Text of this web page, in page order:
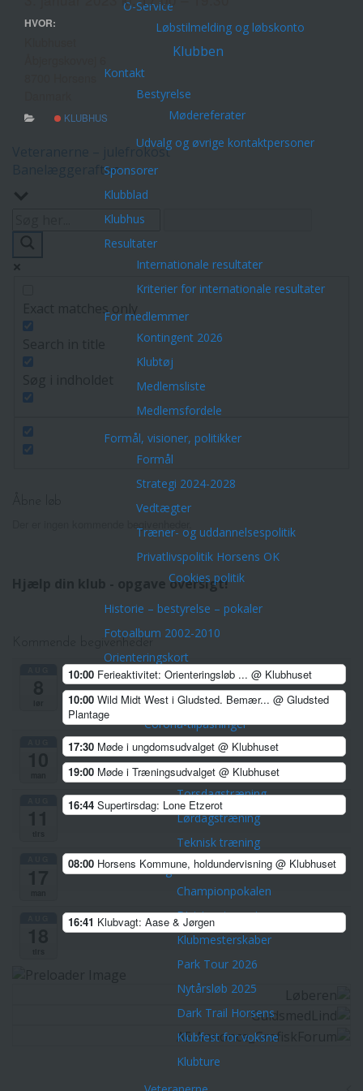
O-Service
Løbstilmelding og løbskonto
Klubben
Kontakt
Bestyrelse
Mødereferater
Udvalg og øvrige kontaktpersoner
Sponsorer
Klubblad
Klubhus
Resultater
Internationale resultater
Kriterier for internationale resultater
For medlemmer
Kontingent 2026
Klubtøj
Medlemsliste
Medlemsfordele
Formål, visioner, politikker
Formål
Strategi 2024-2028
Vedtægter
Træner- og uddannelsespolitik
Privatlivspolitik Horsens OK
Cookies politik
Historie – bestyrelse – pokaler
Fotoalbum 2002-2010
Orienteringskort
Aktiviteter
Arrangementer/Åbne løb
Corona-tilpasninger
Træninger
Tirsdagstræning
Torsdagstræning
Lørdagstræning
Teknisk træning
Øvrige aktiviteter
Championpokalen
Divisionsturneringen
Klubmesterskaber
Park Tour 2026
Nytårsløb 2025
Dark Trail Horsens
Klubfest for voksne
Klubture
HVOR:
KLUBHUS
Indlægsnavigation
Veteranerne – julefrokost
Banelæggeraften
Exact matches only
Hjælp din klub - opgave oversigt!
10:00 Ferieaktivitet: Orienteringsløb ... @ Klubhuset
10:00 Wild Midt West i Gludsted. Bemær... @ Gludsted
Plantage
17:30 Møde i ungdomsudvalget @ Klubhuset
19:00 Møde i Træningsudvalget @ Klubhuset
16:44 Supertirsdag: Lone Etzerot
08:00 Horsens Kommune, holdundervisning @ Klubhuset
16:41 Klubvagt: Aase & Jørgen